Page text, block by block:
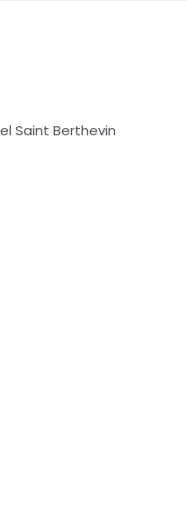
Saint Berthevin